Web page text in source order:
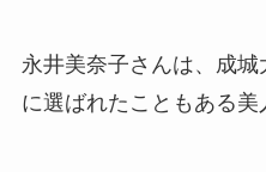
永井美奈子さんは、成城
に選ばれたこともある美